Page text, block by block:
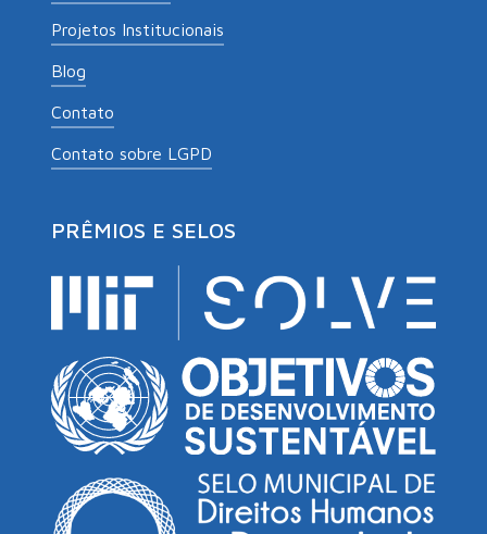
Projetos Institucionais
Blog
Contato
Contato sobre LGPD
PRÊMIOS E SELOS